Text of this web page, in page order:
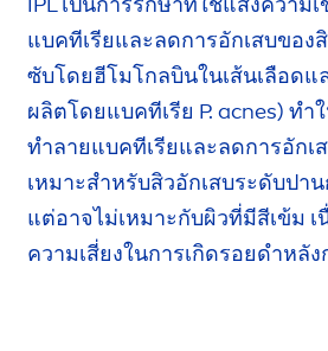
แบคทีเรียและลดการอักเสบของ
ซับโดยฮีโมโกลบินในเส้นเลือดแ
ผลิตโดยแบคทีเรีย P. acnes) ทำ
ทำลายแบคทีเรียและลดการอักเ
เหมาะสำหรับสิวอักเสบระดับปา
แต่อาจไม่เหมาะกับผิวที่มีสีเข้ม เ
ความเสี่ยงในการเกิดรอยดำหลัง